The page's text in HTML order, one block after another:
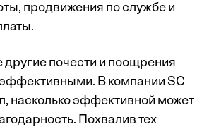
продвижения по службе и
другие почести и поощрения
эффективными. В компании SC
насколько эффективной может
Похвалив тех